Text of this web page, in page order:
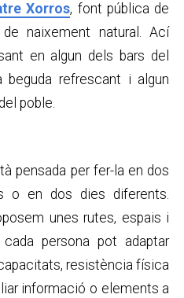
Xorros, font pública de
naixement natural. Ací
en algun dels bars del
beguda refrescant i algun
poble.
pensada per fer-la en dos
o en dos dies diferents.
unes rutes, espais i
persona pot adaptar
resistència física
informació o elements a